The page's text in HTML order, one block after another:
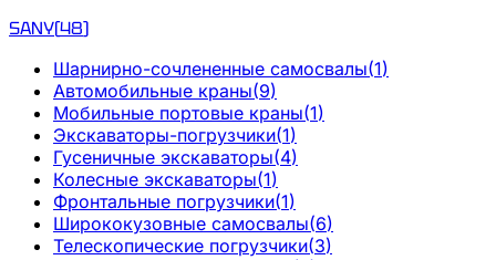
SANY(48)
Шарнирно-сочлененные самосвалы(1)
Автомобильные краны(9)
Мобильные портовые краны(1)
Экскаваторы-погрузчики(1)
Гусеничные экскаваторы(4)
Колесные экскаваторы(1)
Фронтальные погрузчики(1)
Ширококузовные самосвалы(6)
Телескопические погрузчики(3)